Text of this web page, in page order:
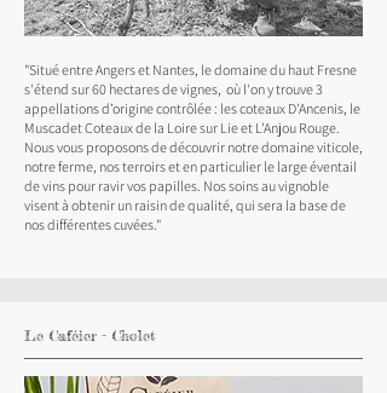
"Situé entre Angers et Nantes, le domaine du haut Fresne
s'étend sur 60 hectares de vignes, où l'on y trouve 3
appellations d’origine contrôlée : les coteaux D'Ancenis, le
Muscadet Coteaux de la Loire sur Lie et L'Anjou Rouge.
Nous vous proposons de découvrir notre domaine viticole,
notre ferme, nos terroirs et en particulier le large éventail
de vins pour ravir vos papilles. Nos soins au vignoble
visent à obtenir un raisin de qualité, qui sera la base de
nos différentes cuvées."
Le Caféier - Cholet